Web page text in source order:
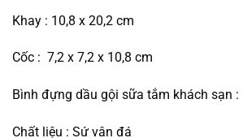
Khay : 10,8 x 20,2 cm
Cốc : 7,2 x 7,2 x 10,8 cm
Bình đựng dầu gội sữa tắm khách sạn :
Chất liệu : Sứ vân đá